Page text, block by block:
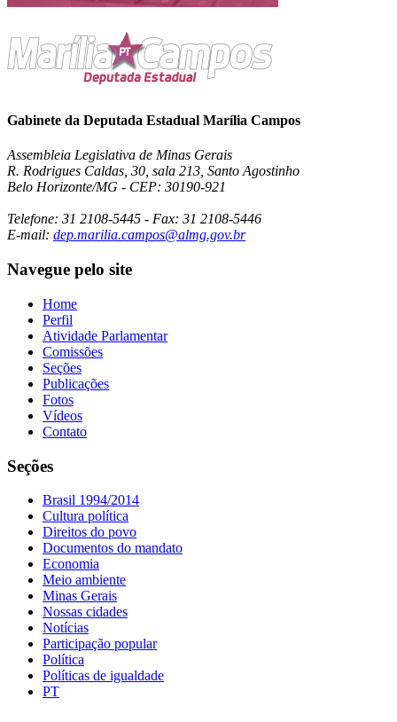
Gabinete da Deputada Estadual Marília Campos
Assembleia Legislativa de Minas Gerais
R. Rodrigues Caldas, 30, sala 213, Santo Agostinho
Belo Horizonte/MG - CEP: 30190-921
Telefone: 31 2108-5445 - Fax: 31 2108-5446
E-mail: dep.marilia.campos@almg.gov.br
Navegue pelo site
Home
Perfil
Atividade Parlamentar
Comissões
Seções
Publicações
Fotos
Vídeos
Contato
Seções
Brasil 1994/2014
Cultura política
Direitos do povo
Documentos do mandato
Economia
Meio ambiente
Minas Gerais
Nossas cidades
Notícias
Participação popular
Política
Políticas de igualdade
PT